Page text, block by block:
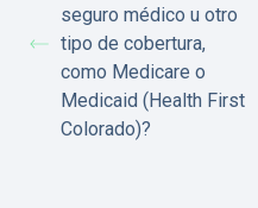
seguro médico u otro
tipo de cobertura,
como Medicare o
Medicaid (Health First
Colorado)?